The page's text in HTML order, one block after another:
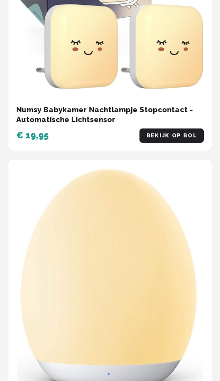
Numsy Babykamer Nachtlampje Stopcontact -
Automatische Lichtsensor
€ 19,95 BEKIJK OP BOL